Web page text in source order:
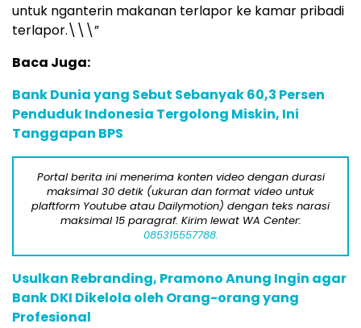
untuk nganterin makanan terlapor ke kamar pribadi
terlapor.\\\”
Baca Juga:
Bank Dunia yang Sebut Sebanyak 60,3 Persen
Penduduk Indonesia Tergolong Miskin, Ini
Tanggapan BPS
Portal berita ini menerima konten video dengan durasi
maksimal 30 detik (ukuran dan format video untuk
plaftform Youtube atau Dailymotion) dengan teks narasi
maksimal 15 paragraf. Kirim lewat WA Center:
085315557788.
Usulkan Rebranding, Pramono Anung Ingin agar
Bank DKI Dikelola oleh Orang-orang yang
Profesional